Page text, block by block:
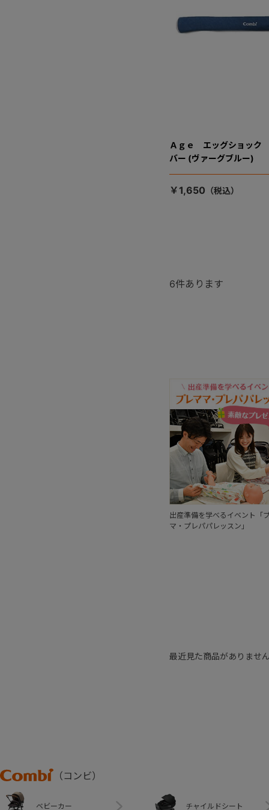
Ａｇｅ エッグショッ
バー (ヴァーグブルー)
￥1,650
6件あります
出産準備を学べるイベント「
マ・プレパパレッスン」
最近見た商品がありませ
Combi
（コンビ）
ベビーカー チャイルドシート